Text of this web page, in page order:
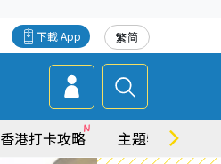
繁简
下載 App
香港打卡攻略 主題特集